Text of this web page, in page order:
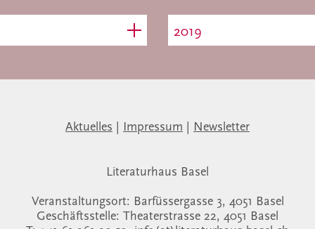
2019
Aktuelles Impressum Newsletter
Literaturhaus Basel
Veranstaltungsort: Barfüssergasse 3, 4051 Basel
Geschäftsstelle: Theaterstrasse 22, 4051 Basel